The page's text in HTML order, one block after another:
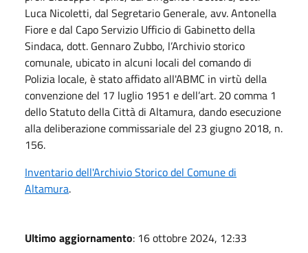
Luca Nicoletti, dal Segretario Generale, avv. Antonella
Fiore e dal Capo Servizio Ufficio di Gabinetto della
Sindaca, dott. Gennaro Zubbo, l’Archivio storico
comunale, ubicato in alcuni locali del comando di
Polizia locale, è stato affidato all'ABMC in virtù della
convenzione del 17 luglio 1951 e dell’art. 20 comma 1
dello Statuto della Città di Altamura, dando esecuzione
alla deliberazione commissariale del 23 giugno 2018, n.
156.
Inventario dell'Archivio Storico del Comune di
Altamura.
Ultimo aggiornamento: 16 ottobre 2024, 12:33